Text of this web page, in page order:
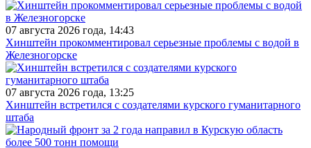
07 августа 2026 года, 14:43
Хинштейн прокомментировал серьезные проблемы с водой в
Железногорске
07 августа 2026 года, 13:25
Хинштейн встретился с создателями курского гуманитарного
штаба